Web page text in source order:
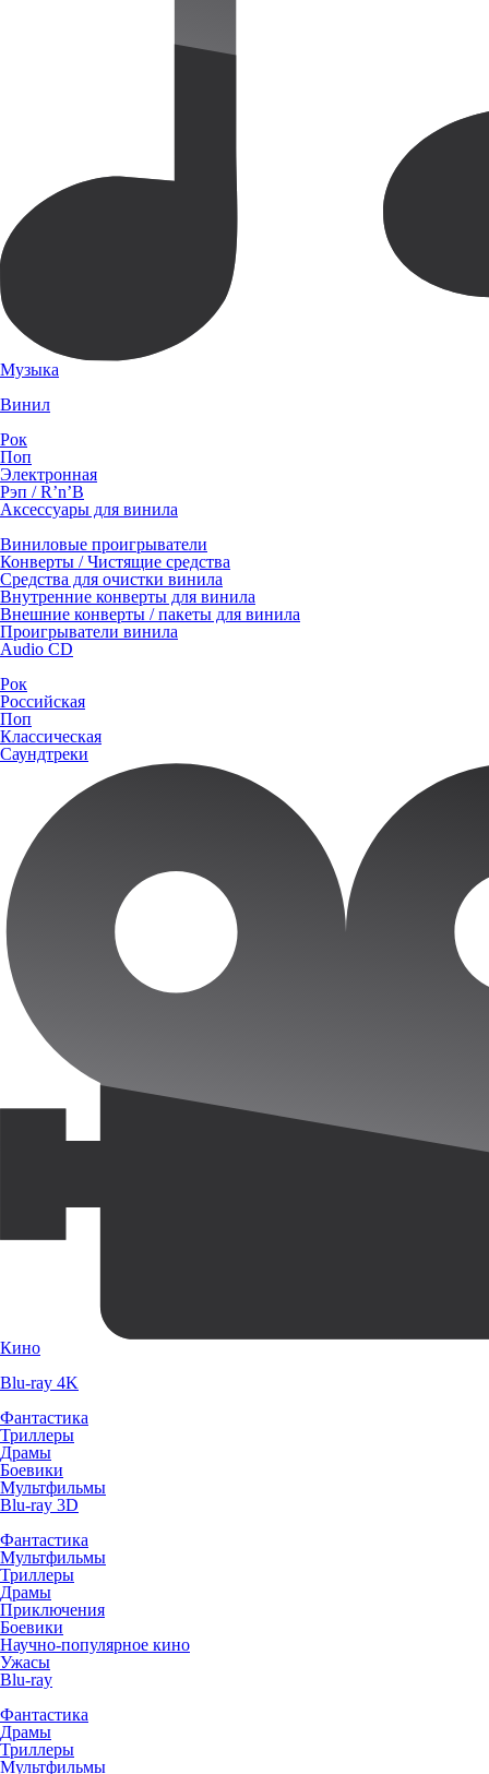
Музыка
Винил
Рок
Поп
Электронная
Рэп / R’n’B
Аксессуары для винила
Виниловые проигрыватели
Конверты / Чистящие средства
Средства для очистки винила
Внутренние конверты для винила
Внешние конверты / пакеты для винила
Проигрыватели винила
Audio CD
Рок
Российская
Поп
Классическая
Саундтреки
Кино
Blu-ray 4K
Фантастика
Триллеры
Драмы
Боевики
Мультфильмы
Blu-ray 3D
Фантастика
Мультфильмы
Триллеры
Драмы
Приключения
Боевики
Научно-популярное кино
Ужасы
Blu-ray
Фантастика
Драмы
Триллеры
Мультфильмы